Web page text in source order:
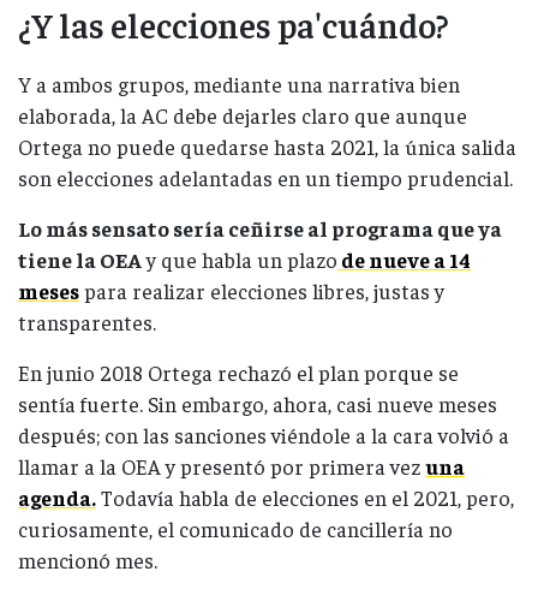
¿Y las elecciones pa'cuándo?
Y a ambos grupos, mediante una narrativa bien
elaborada, la AC debe dejarles claro que aunque
Ortega no puede quedarse hasta 2021, la única salida
son elecciones adelantadas en un tiempo prudencial.
Lo más sensato sería ceñirse al programa que ya
tiene la OEAy que habla un plazo de nueve a 14
mesespara realizar elecciones libres, justas y
transparentes.
En junio 2018 Ortega rechazó el plan porque se
sentía fuerte. Sin embargo, ahora, casi nueve meses
después; con las sanciones viéndole a la cara volvió a
llamar a la OEA y presentó por primera vezuna
agenda.Todavía habla de elecciones en el 2021, pero,
curiosamente, el comunicado de cancillería no
mencionó mes.